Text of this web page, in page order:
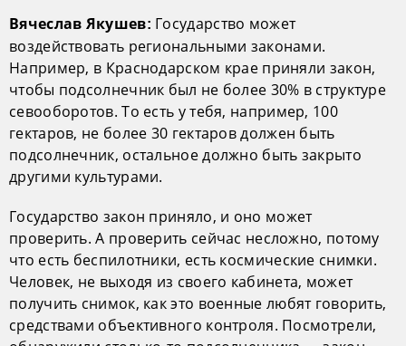
Вячеслав Якушев: Государство может
воздействовать региональными законами.
Например, в Краснодарском крае приняли закон,
чтобы подсолнечник был не более 30% в структуре
севооборотов. То есть у тебя, например, 100
гектаров, не более 30 гектаров должен быть
подсолнечник, остальное должно быть закрыто
другими культурами.
Государство закон приняло, и оно может
проверить. А проверить сейчас несложно, потому
что есть беспилотники, есть космические снимки.
Человек, не выходя из своего кабинета, может
получить снимок, как это военные любят говорить,
средствами объективного контроля. Посмотрели,